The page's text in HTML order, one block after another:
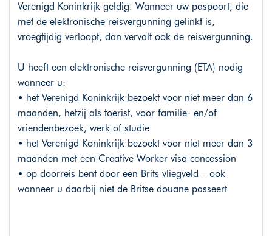
Verenigd Koninkrijk geldig. Wanneer uw paspoort, die
met de elektronische reisvergunning gelinkt is,
vroegtijdig verloopt, dan vervalt ook de reisvergunning.
U heeft een elektronische reisvergunning (ETA) nodig
wanneer u:
• het Verenigd Koninkrijk bezoekt voor niet meer dan 6
maanden, hetzij als toerist, voor familie- en/of
vriendenbezoek, werk of studie
• het Verenigd Koninkrijk bezoekt voor niet meer dan 3
maanden met een Creative Worker visa concession
• op doorreis bent door een Brits vliegveld – ook
wanneer u daarbij niet de Britse douane passeert